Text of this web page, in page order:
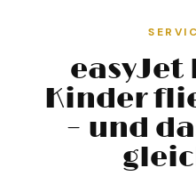
easyJet
Kinder
– und